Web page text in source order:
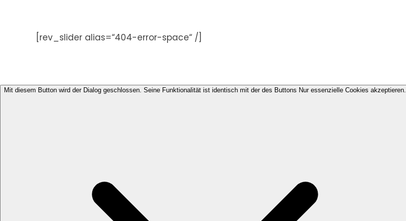
[rev_slider alias=“404-error-space“ /]
Mit diesem Button wird der Dialog geschlossen. Seine Funktionalität ist identisch mit der des Buttons Nur essenzielle Cookies akzeptieren.